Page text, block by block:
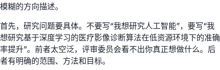
模糊的方向描述。
首先，研究问题要具体。不要写“我想研究人工智能”，要写“我
想研究基于深度学习的医疗影像诊断算法在低资源环境下的准确
率提升”。前者太空泛，评审委员会看不出你真正想做什么。后
者有明确的范围、方法和目标。